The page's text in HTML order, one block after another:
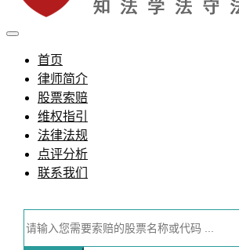
股盾网
证券股票维权网
首页
律师简介
股票索赔
维权指引
法律法规
点评分析
联系我们